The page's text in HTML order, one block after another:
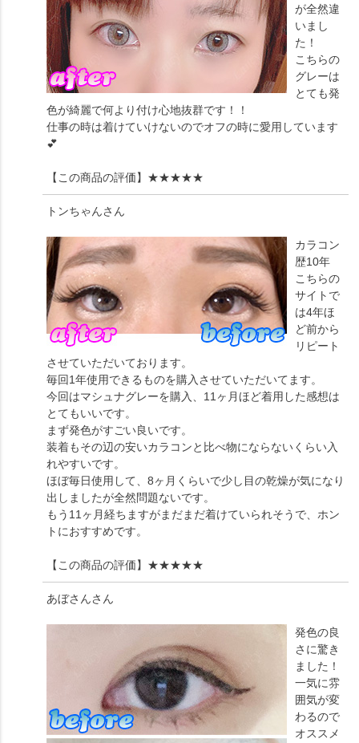
が全然違
いまし
た！
こちらの
グレーは
とても発
色が綺麗で何より付け心地抜群です！！
仕事の時は着けていけないのでオフの時に愛用しています
💕
【この商品の評価】 ★★★★★
トンちゃんさん
カラコン
歴10年
こちらの
サイトで
は4年ほ
ど前から
リピート
させていただいております。
毎回1年使用できるものを購入させていただいてます。
今回はマシュナグレーを購入、11ヶ月ほど着用した感想は
とてもいいです。
まず発色がすごい良いです。
装着もその辺の安いカラコンと比べ物にならないくらい入
れやすいです。
ほぼ毎日使用して、8ヶ月くらいで少し目の乾燥が気になり
出しましたが全然問題ないです。
もう11ヶ月経ちますがまだまだ着けていられそうで、ホン
トにおすすめです。
【この商品の評価】 ★★★★★
あぼさんさん
発色の良
さに驚き
ました！
一気に雰
囲気が変
わるので
オススメ